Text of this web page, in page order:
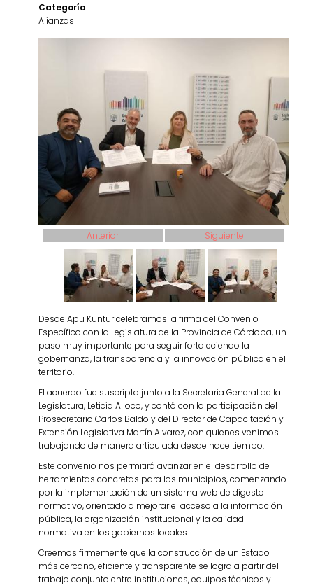
Categoría
Alianzas
Anterior Siguiente
Desde Apu Kuntur celebramos la firma del Convenio
Específico con la Legislatura de la Provincia de Córdoba, un
paso muy importante para seguir fortaleciendo la
gobernanza, la transparencia y la innovación pública en el
territorio.
El acuerdo fue suscripto junto a la Secretaria General de la
Legislatura, Leticia Alloco, y contó con la participación del
Prosecretario Carlos Baldo y del Director de Capacitación y
Extensión Legislativa Martín Alvarez, con quienes venimos
trabajando de manera articulada desde hace tiempo.
Este convenio nos permitirá avanzar en el desarrollo de
herramientas concretas para los municipios, comenzando
por la implementación de un sistema web de digesto
normativo, orientado a mejorar el acceso a la información
pública, la organización institucional y la calidad
normativa en los gobiernos locales.
Creemos firmemente que la construcción de un Estado
más cercano, eficiente y transparente se logra a partir del
trabajo conjunto entre instituciones, equipos técnicos y